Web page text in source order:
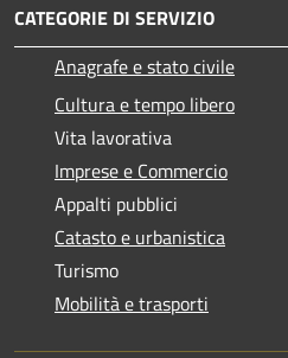
CATEGORIE DI SERVIZIO
Anagrafe e stato civile
Cultura e tempo libero
Vita lavorativa
Imprese e Commercio
Appalti pubblici
Catasto e urbanistica
Turismo
Mobilità e trasporti